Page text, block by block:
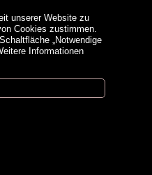
unserer Website zu
Cookies zustimmen.
„Notwendige
Informationen